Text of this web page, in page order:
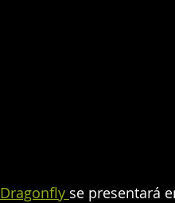
Dragonfly se presentará